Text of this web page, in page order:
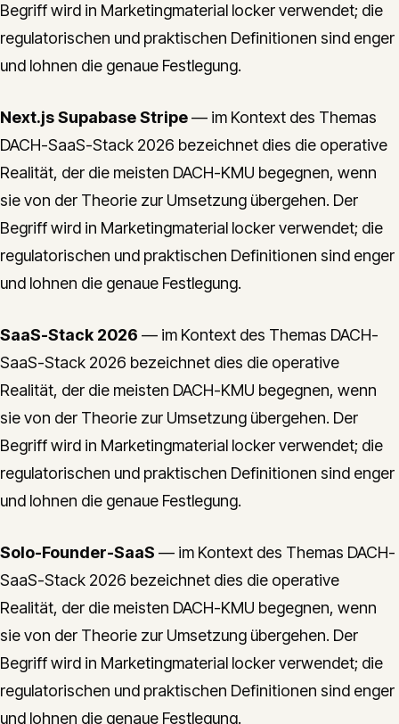
Begriff wird in Marketingmaterial locker verwendet; die
regulatorischen und praktischen Definitionen sind enger
und lohnen die genaue Festlegung.
Next.js Supabase Stripe— im Kontext des Themas
DACH-SaaS-Stack 2026 bezeichnet dies die operative
Realität, der die meisten DACH-KMU begegnen, wenn
sie von der Theorie zur Umsetzung übergehen. Der
Begriff wird in Marketingmaterial locker verwendet; die
regulatorischen und praktischen Definitionen sind enger
und lohnen die genaue Festlegung.
SaaS-Stack 2026 — im Kontext des Themas DACH-
SaaS-Stack 2026 bezeichnet dies die operative
Realität, der die meisten DACH-KMU begegnen, wenn
sie von der Theorie zur Umsetzung übergehen. Der
Begriff wird in Marketingmaterial locker verwendet; die
regulatorischen und praktischen Definitionen sind enger
und lohnen die genaue Festlegung.
Solo-Founder-SaaS — im Kontext des Themas DACH-
SaaS-Stack 2026 bezeichnet dies die operative
Realität, der die meisten DACH-KMU begegnen, wenn
sie von der Theorie zur Umsetzung übergehen. Der
Begriff wird in Marketingmaterial locker verwendet; die
regulatorischen und praktischen Definitionen sind enger
und lohnen die genaue Festlegung.